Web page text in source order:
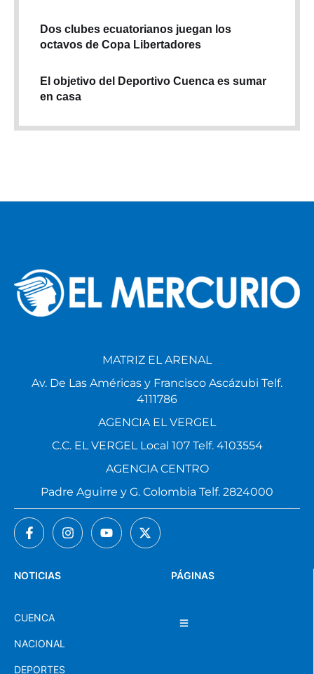
Dos clubes ecuatorianos juegan los
octavos de Copa Libertadores
El objetivo del Deportivo Cuenca es sumar
en casa
PÁGINAS
NOTICIAS
CUENCA
NACIONAL
DEPORTES
MATRIZ EL ARENAL
Av. De Las Américas y Francisco Ascázubi Telf.
4111786
AGENCIA EL VERGEL
C.C. EL VERGEL Local 107 Telf. 4103554
AGENCIA CENTRO
Padre Aguirre y G. Colombia Telf. 2824000